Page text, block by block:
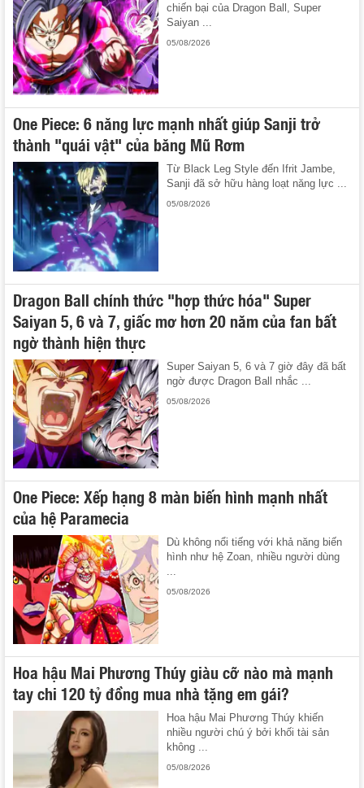
chiến bại của Dragon Ball, Super
Saiyan ...
05/08/2026
One Piece: 6 năng lực mạnh nhất giúp Sanji trở
thành "quái vật" của băng Mũ Rơm
Từ Black Leg Style đến Ifrit Jambe,
Sanji đã sở hữu hàng loạt năng lực ...
05/08/2026
Dragon Ball chính thức "hợp thức hóa" Super
Saiyan 5, 6 và 7, giấc mơ hơn 20 năm của fan bất
ngờ thành hiện thực
Super Saiyan 5, 6 và 7 giờ đây đã bất
ngờ được Dragon Ball nhắc ...
05/08/2026
One Piece: Xếp hạng 8 màn biến hình mạnh nhất
của hệ Paramecia
Dù không nổi tiếng với khả năng biến
hình như hệ Zoan, nhiều người dùng
05/08/2026
Hoa hậu Mai Phương Thúy giàu cỡ nào mà mạnh
tay chi 120 tỷ đồng mua nhà tặng em gái?
Hoa hậu Mai Phương Thúy khiến
nhiều người chú ý bởi khối tài sản
không ...
05/08/2026